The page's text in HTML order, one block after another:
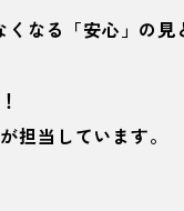
なる「安心」の見
担当しています。